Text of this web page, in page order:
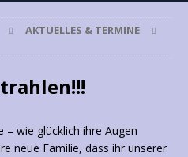
AKTUELLES & TERMINE
– wie glücklich ihre Augen
neue Familie, dass ihr unserer